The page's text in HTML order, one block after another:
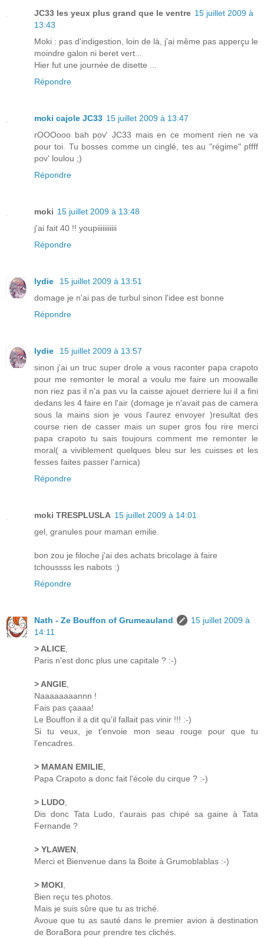
JC33 les yeux plus grand que le ventre 15 juillet 2009 à
13:43
Moki : pas d'indigestion, loin de là, j'ai même pas apperçu le
moindre galon ni beret vert...
Hier fut une journée de disette ...
Répondre
moki cajole JC33 15 juillet 2009 à 13:47
rOOOooo bah pov' JC33 mais en ce moment rien ne va
pour toi. Tu bosses comme un cinglé, tes au "régime" pffff
pov' loulou ;)
Répondre
moki 15 juillet 2009 à 13:48
j'ai fait 40 !! youpiiiiiiiiiii
Répondre
lydie
15 juillet 2009 à 13:51
domage je n'ai pas de turbul sinon l'idee est bonne
Répondre
lydie
15 juillet 2009 à 13:57
sinon j'ai un truc super drole a vous raconter papa crapoto
pour me remonter le moral a voulu me faire un moowalle
non riez pas il n'a pas vu la caisse ajouet derriere lui il a fini
dedans les 4 faire en l'air (domage je n'avait pas de camera
sous la mains sion je vous l'aurez envoyer )resultat des
course rien de casser mais un super gros fou rire merci
papa crapoto tu sais toujours comment me remonter le
moral( a viviblement quelques bleu sur les cuisses et les
fesses faites passer l'arnica)
Répondre
moki TRESPLUSLA 15 juillet 2009 à 14:01
gel, granules pour maman emilie.
bon zou je filoche j'ai des achats bricolage à faire
tchoussss les nabots :)
Répondre
Nath - Ze Bouffon of Grumeauland
15 juillet 2009 à
14:11
> ALICE
Paris n'est donc plus une capitale ? :-)
> ANGIE
Naaaaaaaannn !
Fais pas çaaaa!
Le Bouffon il a dit qu'il fallait pas vinir !!! :-)
Si tu veux, je t'envoie mon seau rouge pour que tu
l'encadres.
> MAMAN EMILIE
Papa Crapoto a donc fait l'école du cirque ? :-)
> LUDO
Dis donc Tata Ludo, t'aurais pas chipé sa gaine à Tata
Fernande ?
> YLAWEN
Merci et Bienvenue dans la Boite à Grumoblablas :-)
> MOKI
Bien reçu tes photos.
Mais je suis sûre que tu as triché.
Avoue que tu as sauté dans le premier avion à destination
de BoraBora pour prendre tes clichés.